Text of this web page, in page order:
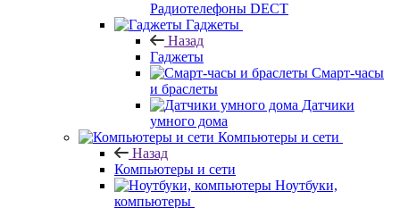
Радиотелефоны DECT
Гаджеты
Назад
Гаджеты
Смарт-часы
и браслеты
Датчики
умного дома
Компьютеры и сети
Назад
Компьютеры и сети
Ноутбуки,
компьютеры